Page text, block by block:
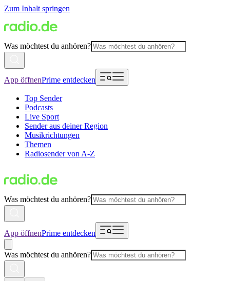
Zum Inhalt springen
Was möchtest du anhören?
App öffnenPrime entdecken
Top Sender
Podcasts
Live Sport
Sender aus deiner Region
Musikrichtungen
Themen
Radiosender von A-Z
Was möchtest du anhören?
App öffnenPrime entdecken
Was möchtest du anhören?